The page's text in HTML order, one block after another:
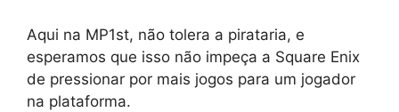
Aqui na MP1st, não tolera a pirataria, e
esperamos que isso não impeça a Square Enix
de pressionar por mais jogos para um jogador
na plataforma.